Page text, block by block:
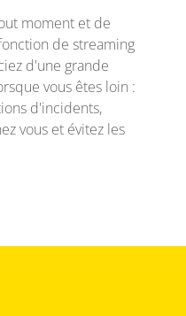
moment et de
de streaming
d'une grande
vous êtes loin :
d'incidents,
vous et évitez les